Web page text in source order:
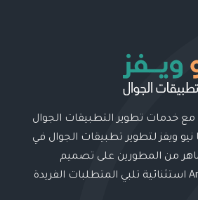
خدمات تطوير التطبيقات الجوال
نيو ويفز لتطوير تطبيقات الجوال في
من المطورين على تصميم
تطبيقات iOS و Android استثنائية تلبي المتطلبات الفريدة